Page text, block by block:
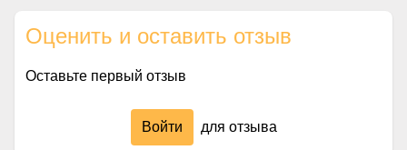
Оценить и оставить отзыв
Оставьте первый отзыв
Войти для отзыва